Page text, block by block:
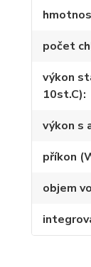
počet
výkon
10st.C)
výkon s
příkon
objem